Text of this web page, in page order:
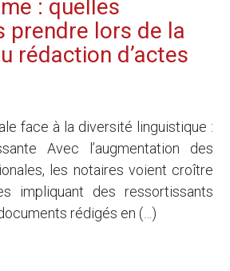
: quelles
prendre lors de la
rédaction d’actes
face à la diversité linguistique :
Avec l’augmentation des
les notaires voient croître
impliquant des ressortissants
rédigés en (…)